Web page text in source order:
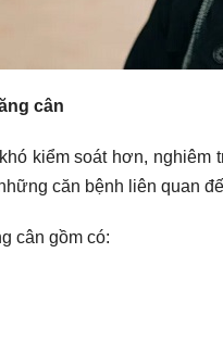
cân
kiểm soát hơn,
căn bệnh liên quan
cân gồm có: